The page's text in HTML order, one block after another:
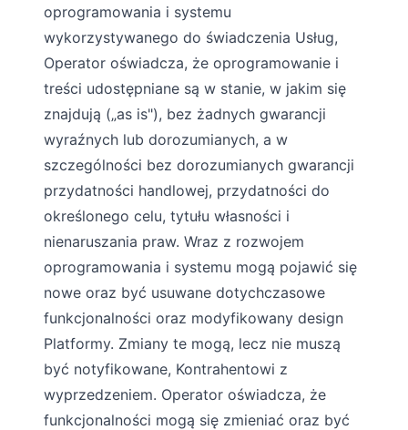
oprogramowania i systemu
wykorzystywanego do świadczenia Usług,
Operator oświadcza, że oprogramowanie i
treści udostępniane są w stanie, w jakim się
znajdują („as is"), bez żadnych gwarancji
wyraźnych lub dorozumianych, a w
szczególności bez dorozumianych gwarancji
przydatności handlowej, przydatności do
określonego celu, tytułu własności i
nienaruszania praw. Wraz z rozwojem
oprogramowania i systemu mogą pojawić się
nowe oraz być usuwane dotychczasowe
funkcjonalności oraz modyfikowany design
Platformy. Zmiany te mogą, lecz nie muszą
być notyfikowane, Kontrahentowi z
wyprzedzeniem. Operator oświadcza, że
funkcjonalności mogą się zmieniać oraz być